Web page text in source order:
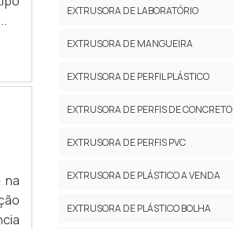
na
EXTRUSORA DE LABORATÓRIO
EXTRUSORA DE MANGUEIRA
EXTRUSORA DE PERFIL PLÁSTICO
EXTRUSORA DE PERFIS DE CONCRETO
EXTRUSORA DE PERFIS PVC
EXTRUSORA DE PLÁSTICO A VENDA
EXTRUSORA DE PLÁSTICO BOLHA